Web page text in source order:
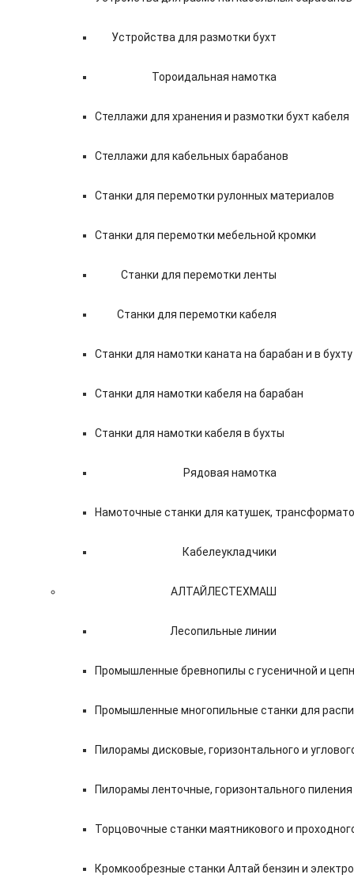
Устройства для размотки бухт
Тороидальная намотка
Стеллажи для хранения и размотки бухт кабеля
Стеллажи для кабельных барабанов
Станки для перемотки рулонных материалов
Станки для перемотки мебельной кромки
Станки для перемотки ленты
Станки для перемотки кабеля
Станки для намотки каната на барабан и в бухту
Станки для намотки кабеля на барабан
Станки для намотки кабеля в бухты
Рядовая намотка
Намоточные станки для катушек,
Кабелеукладчики
АЛТАЙЛЕСТЕХМАШ
Лесопильные линии
Промышленные бревнопилы с гусеничной и
Промышленные многопильные станки для
Пилорамы дисковые, горизонтального и
Пилорамы ленточные, горизонтального
Торцовочные станки маятникового и
Кромкообрезные станки Алтай бензин и электро